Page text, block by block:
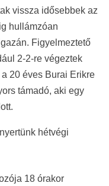
vissza idősebbek az
hullámzóan
Figyelmeztető
2-2-re végeztek
20 éves Burai Erikre
támadó, aki egy
hétvégi
18 órakor